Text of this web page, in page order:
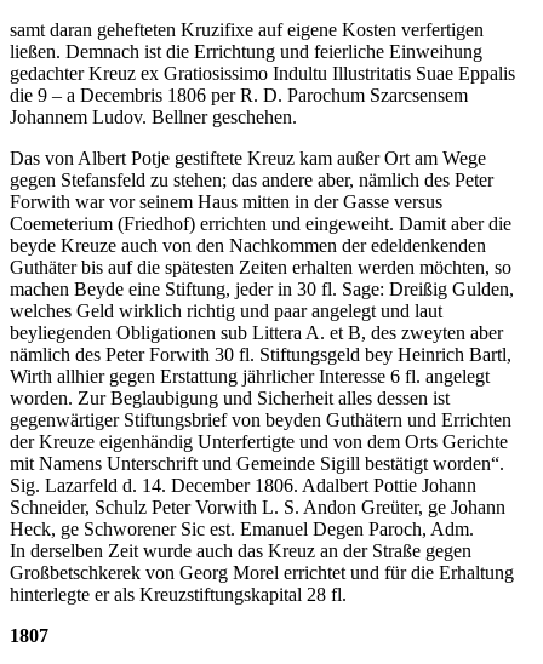
samt daran gehefteten Kruzifixe auf eigene Kosten verfertigen
ließen. Demnach ist die Errichtung und feierliche Einweihung
gedachter Kreuz ex Gratiosissimo Indultu Illustritatis Suae Eppalis
die 9 – a Decembris 1806 per R. D. Parochum Szarcsensem
Johannem Ludov. Bellner geschehen.
Das von Albert Potje gestiftete Kreuz kam außer Ort am Wege
gegen Stefansfeld zu stehen; das andere aber, nämlich des Peter
Forwith war vor seinem Haus mitten in der Gasse versus
Coemeterium (Friedhof) errichten und eingeweiht. Damit aber die
beyde Kreuze auch von den Nachkommen der edeldenkenden
Guthäter bis auf die spätesten Zeiten erhalten werden möchten, so
machen Beyde eine Stiftung, jeder in 30 fl. Sage: Dreißig Gulden,
welches Geld wirklich richtig und paar angelegt und laut
beyliegenden Obligationen sub Littera A. et B, des zweyten aber
nämlich des Peter Forwith 30 fl. Stiftungsgeld bey Heinrich Bartl,
Wirth allhier gegen Erstattung jährlicher Interesse 6 fl. angelegt
worden. Zur Beglaubigung und Sicherheit alles dessen ist
gegenwärtiger Stiftungsbrief von beyden Guthätern und Errichten
der Kreuze eigenhändig Unterfertigte und von dem Orts Gerichte
mit Namens Unterschrift und Gemeinde Sigill bestätigt worden“.
Sig. Lazarfeld d. 14. December 1806. Adalbert Pottie Johann
Schneider, Schulz Peter Vorwith L. S. Andon Greüter, ge Johann
Heck, ge Schworener Sic est. Emanuel Degen Paroch, Adm.
In derselben Zeit wurde auch das Kreuz an der Straße gegen
Großbetschkerek von Georg Morel errichtet und für die Erhaltung
hinterlegte er als Kreuzstiftungskapital 28 fl.
1807